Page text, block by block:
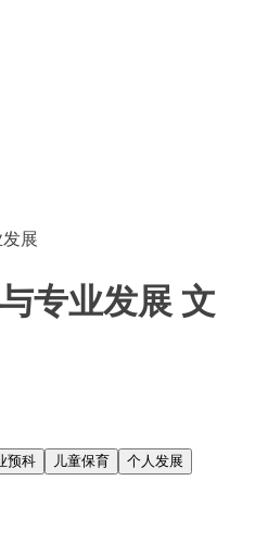
展
专业发展 文
预科 儿童保育
个人发展